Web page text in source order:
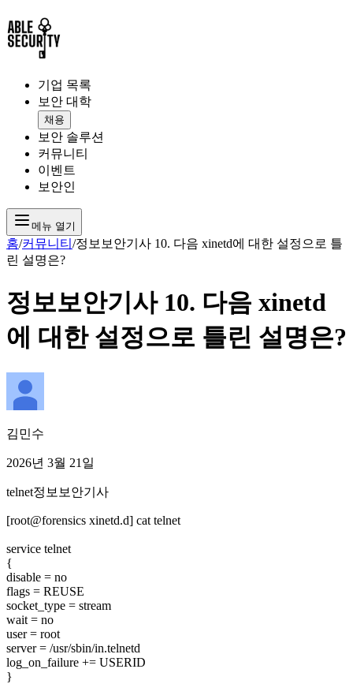
기업 목록
보안 대학
채용
보안 솔루션
커뮤니티
이벤트
보안인
메뉴 열기
홈/커뮤니티 /정보보안기사 10. 다음 xinetd에 대한 설정으로 틀
린 설명은?
정보보안기사 10. 다음 xinetd
에 대한 설정으로 틀린 설명은?
김민수
2026년 3월 21일
telnet정보보안기사
[root@forensics xinetd.d] cat telnet
service telnet
{
disable = no
flags = REUSE
socket_type = stream
wait = no
user = root
server = /usr/sbin/in.telnetd
log_on_failure += USERID
}